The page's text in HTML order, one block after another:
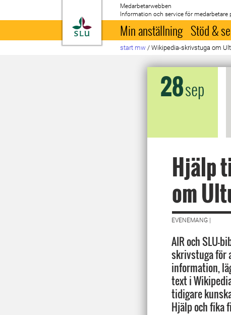
Till startsida
Medarbetarwebben
Information och service för medarbetare
Min anställning Stöd &
start mw / Wikipedia-skrivstuga om
28sep
Hjälp
om
EVENEMANG |
AIR och SLU-
skrivstuga för
information,
text i
tidigare
Hjälp och fika